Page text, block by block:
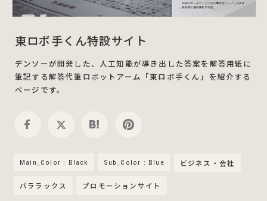
東ロボ手くん特設サイト
デンソーが開発した、人工知能が導き出した答案を解答用紙に
筆記する解答代筆ロボットアーム「東ロボ手くん」を紹介する
ページです。
Main_Color : Black Sub_Color : Blue ビジネス・会社
パララックス プロモーションサイト